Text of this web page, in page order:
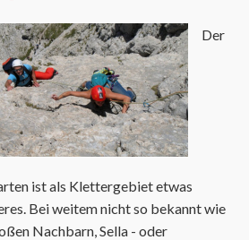
Der
ist als Klettergebiet etwas
Bei weitem nicht so bekannt wie
Nachbarn, Sella - oder